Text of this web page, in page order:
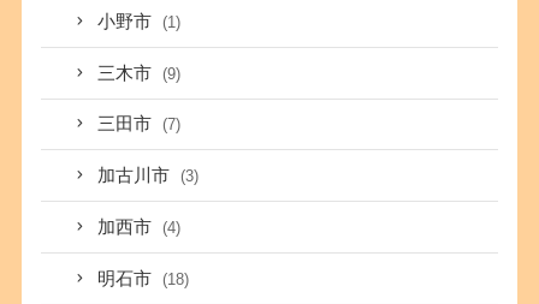
小野市 (1)
三木市 (9)
三田市 (7)
加古川市 (3)
加西市 (4)
明石市 (18)